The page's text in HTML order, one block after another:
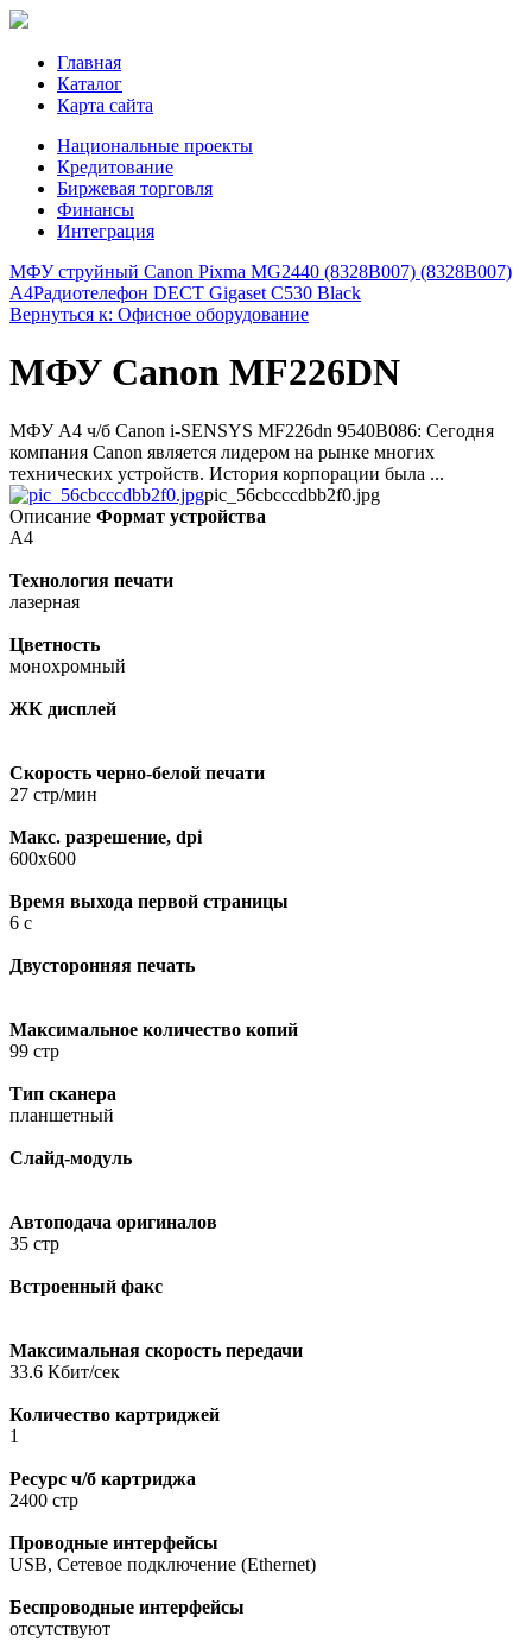
Главная
Каталог
Карта сайта
Национальные проекты
Кредитование
Биржевая торговля
Финансы
Интеграция
МФУ струйный Canon Pixma MG2440 (8328B007) (8328B007)
A4Радиотелефон DECT Gigaset C530 Black
Вернуться к: Офисное оборудование
МФУ Canon MF226DN
МФУ А4 ч/б Canon i-SENSYS MF226dn 9540B086: Сегодня
компания Canon является лидером на рынке многих
технических устройств. История корпорации была ...
pic_56cbcccdbb2f0.jpg
Описание Формат устройства
A4
Технология печати
лазерная
Цветность
монохромный
ЖК дисплей
Скорость черно-белой печати
27 стр/мин
Макс. разрешение, dpi
600х600
Время выхода первой страницы
6 с
Двусторонняя печать
Максимальное количество копий
99 стр
Тип сканера
планшетный
Слайд-модуль
Автоподача оригиналов
35 стр
Встроенный факс
Максимальная скорость передачи
33.6 Кбит/сек
Количество картриджей
1
Ресурс ч/б картриджа
2400 стр
Проводные интерфейсы
USB, Сетевое подключение (Ethernet)
Беспроводные интерфейсы
отсутствуют